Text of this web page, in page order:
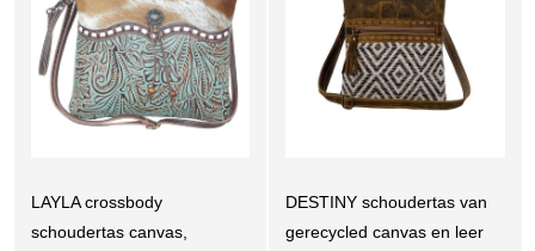
LAYLA crossbody
schoudertas canvas,
DESTINY schoudertas van
gerecycled canvas en leer